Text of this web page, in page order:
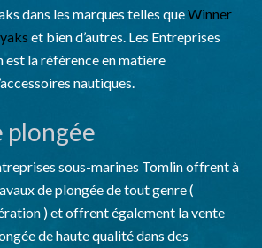
dans les marques telles queWinner
et bien d’autres. Les Entreprises
est la référence en matière
nautiques.
plongée
sous-marines Tomlin offrent à
de plongée de tout genre (
) et offrent également la vente
de haute qualité dans des